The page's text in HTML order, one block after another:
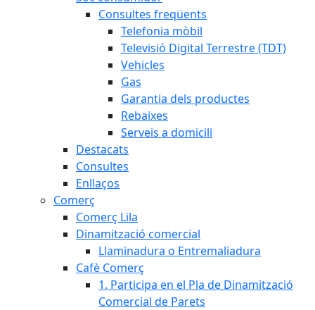
Consultes freqüents
Telefonia mòbil
Televisió Digital Terrestre (TDT)
Vehicles
Gas
Garantia dels productes
Rebaixes
Serveis a domicili
Destacats
Consultes
Enllaços
Comerç
Comerç Lila
Dinamització comercial
Llaminadura o Entremaliadura
Cafè Comerç
1. Participa en el Pla de Dinamització
Comercial de Parets